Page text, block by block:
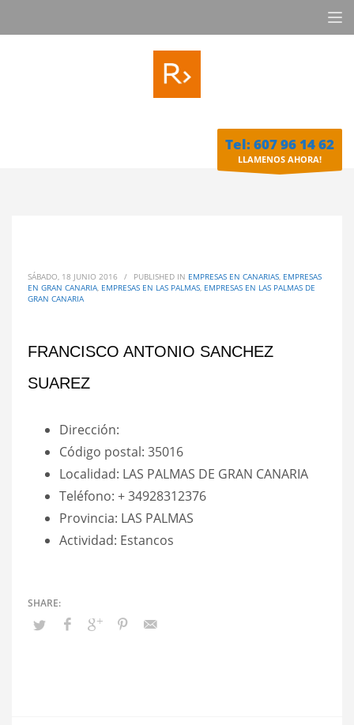
Tel: 607 96 14 62
LLAMENOS AHORA!
SÁBADO, 18 JUNIO 2016 / PUBLISHED IN EMPRESAS EN CANARIAS, EMPRESAS
EN GRAN CANARIA, EMPRESAS EN LAS PALMAS, EMPRESAS EN LAS PALMAS DE
GRAN CANARIA
FRANCISCO ANTONIO SANCHEZ
SUAREZ
Dirección:
Código postal: 35016
Localidad: LAS PALMAS DE GRAN CANARIA
Teléfono: + 34928312376
Provincia: LAS PALMAS
Actividad: Estancos